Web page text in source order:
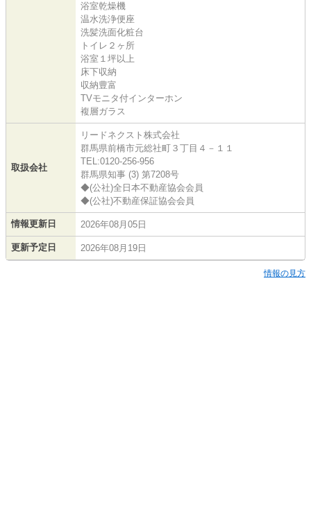
浴室乾燥機
温水洗浄便座
洗髪洗面化粧台
トイレ２ヶ所
浴室１坪以上
床下収納
収納豊富
TVモニタ付インターホン
複層ガラス
取扱会社
リードネクスト株式会社
群馬県前橋市元総社町３丁目４－１１
TEL:0120-256-956
群馬県知事 (3) 第7208号
◆(公社)全日本不動産協会会員
◆(公社)不動産保証協会会員
情報更新日 2026年08月05日
更新予定日 2026年08月19日
情報の見方